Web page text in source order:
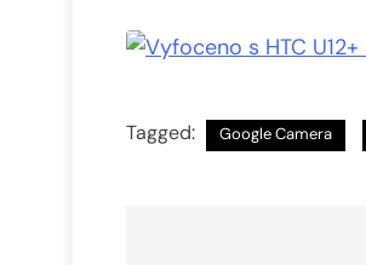
Tagged: Google Camera